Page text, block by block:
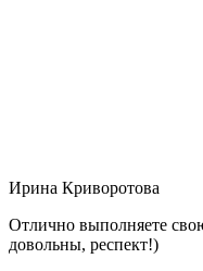
Ирина Криворотова
Отлично выполняете
довольны, респект!)